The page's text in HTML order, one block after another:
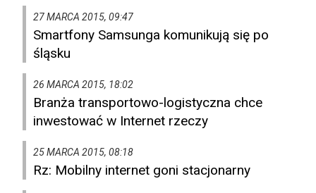
27 MARCA 2015, 09:47
Smartfony Samsunga komunikują się po
śląsku
26 MARCA 2015, 18:02
Branża transportowo-logistyczna chce
inwestować w Internet rzeczy
25 MARCA 2015, 08:18
Rz: Mobilny internet goni stacjonarny